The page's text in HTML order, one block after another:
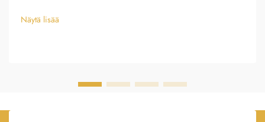
Näytä lisää